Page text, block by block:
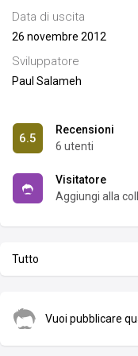
Data di uscita
26 novembre 2012
Sviluppatore
Paul Salameh
6.5
Recensioni
6 utenti
Visitatore
Aggiungi alla
Tutto
Vuoi pubblicare